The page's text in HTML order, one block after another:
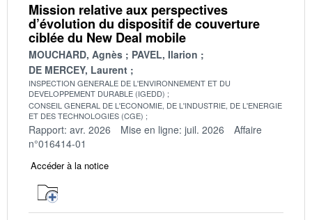
Mission relative aux perspectives
d’évolution du dispositif de couverture
ciblée du New Deal mobile
MOUCHARD, Agnès
PAVEL, Ilarion
DE MERCEY, Laurent
INSPECTION GENERALE DE L'ENVIRONNEMENT ET DU
DEVELOPPEMENT DURABLE (IGEDD)
CONSEIL GENERAL DE L'ECONOMIE, DE L'INDUSTRIE, DE L'ENERGIE
ET DES TECHNOLOGIES (CGE)
Rapport: avr. 2026 Mise en ligne: juil. 2026
Affaire
n°016414-01
Accéder à la notice